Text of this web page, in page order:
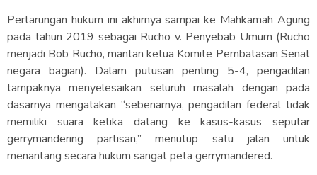
Pertarungan hukum ini akhirnya sampai ke Mahkamah Agung
pada tahun 2019 sebagai Rucho v. Penyebab Umum (Rucho
menjadi Bob Rucho, mantan ketua Komite Pembatasan Senat
negara bagian). Dalam putusan penting 5-4, pengadilan
tampaknya menyelesaikan seluruh masalah dengan pada
dasarnya mengatakan “sebenarnya, pengadilan federal tidak
memiliki suara ketika datang ke kasus-kasus seputar
gerrymandering partisan,” menutup satu jalan untuk
menantang secara hukum sangat peta gerrymandered.